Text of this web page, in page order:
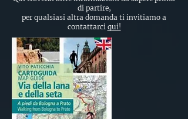
di partire,
per qualsiasi altra domanda ti invitiamo a
contattarci qui!